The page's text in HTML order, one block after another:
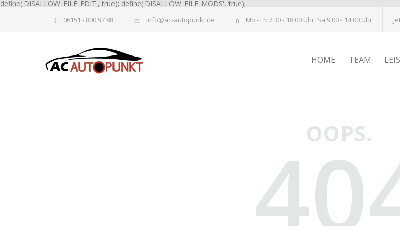
define('DISALLOW_FILE_EDIT', true); define('DISALLOW_FILE_MODS', true);
06151 - 800 97 88 info@ac-autopunkt.de Mo - Fr: 7:30 - 18:00 Uhr, Sa 9:00 - 14:00 Uhr
HOME TEAM
OOPS.